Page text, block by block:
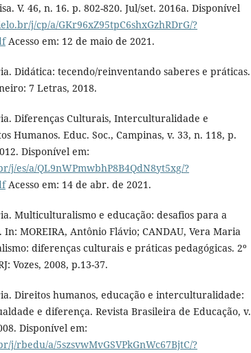
V. 46, n. 16. p. 802-820. Jul/set. 2016a. Disponível
j/cp/a/GKr96xZ95tpC6shxGzhRDrG/?
Acesso em: 12 de maio de 2021.
Didática: tecendo/reinventando saberes e práticas.
7 Letras, 2018.
Diferenças Culturais, Interculturalidade e
Humanos. Educ. Soc., Campinas, v. 33, n. 118, p.
Disponível em:
j/es/a/QL9nWPmwbhP8B4QdN8yt5xg/?
Acesso em: 14 de abr. de 2021.
Multiculturalismo e educação: desafios para a
MOREIRA, Antônio Flávio; CANDAU, Vera Maria
diferenças culturais e práticas pedagógicas. 2º
Vozes, 2008, p.13-37.
Direitos humanos, educação e interculturalidade:
e diferença. Revista Brasileira de Educação, v.
Disponível em:
j/rbedu/a/5szsvwMvGSVPkGnWc67BjtC/?